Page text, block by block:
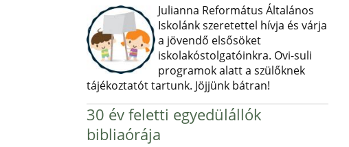
Julianna Református Általános
Iskolánk szeretettel hívja és várja
a jövendő elsősöket
iskolakóstolgatóinkra. Ovi-suli
programok alatt a szülőknek
tájékoztatót tartunk. Jöjjünk bátran!
30 év feletti egyedülállók
bibliaórája